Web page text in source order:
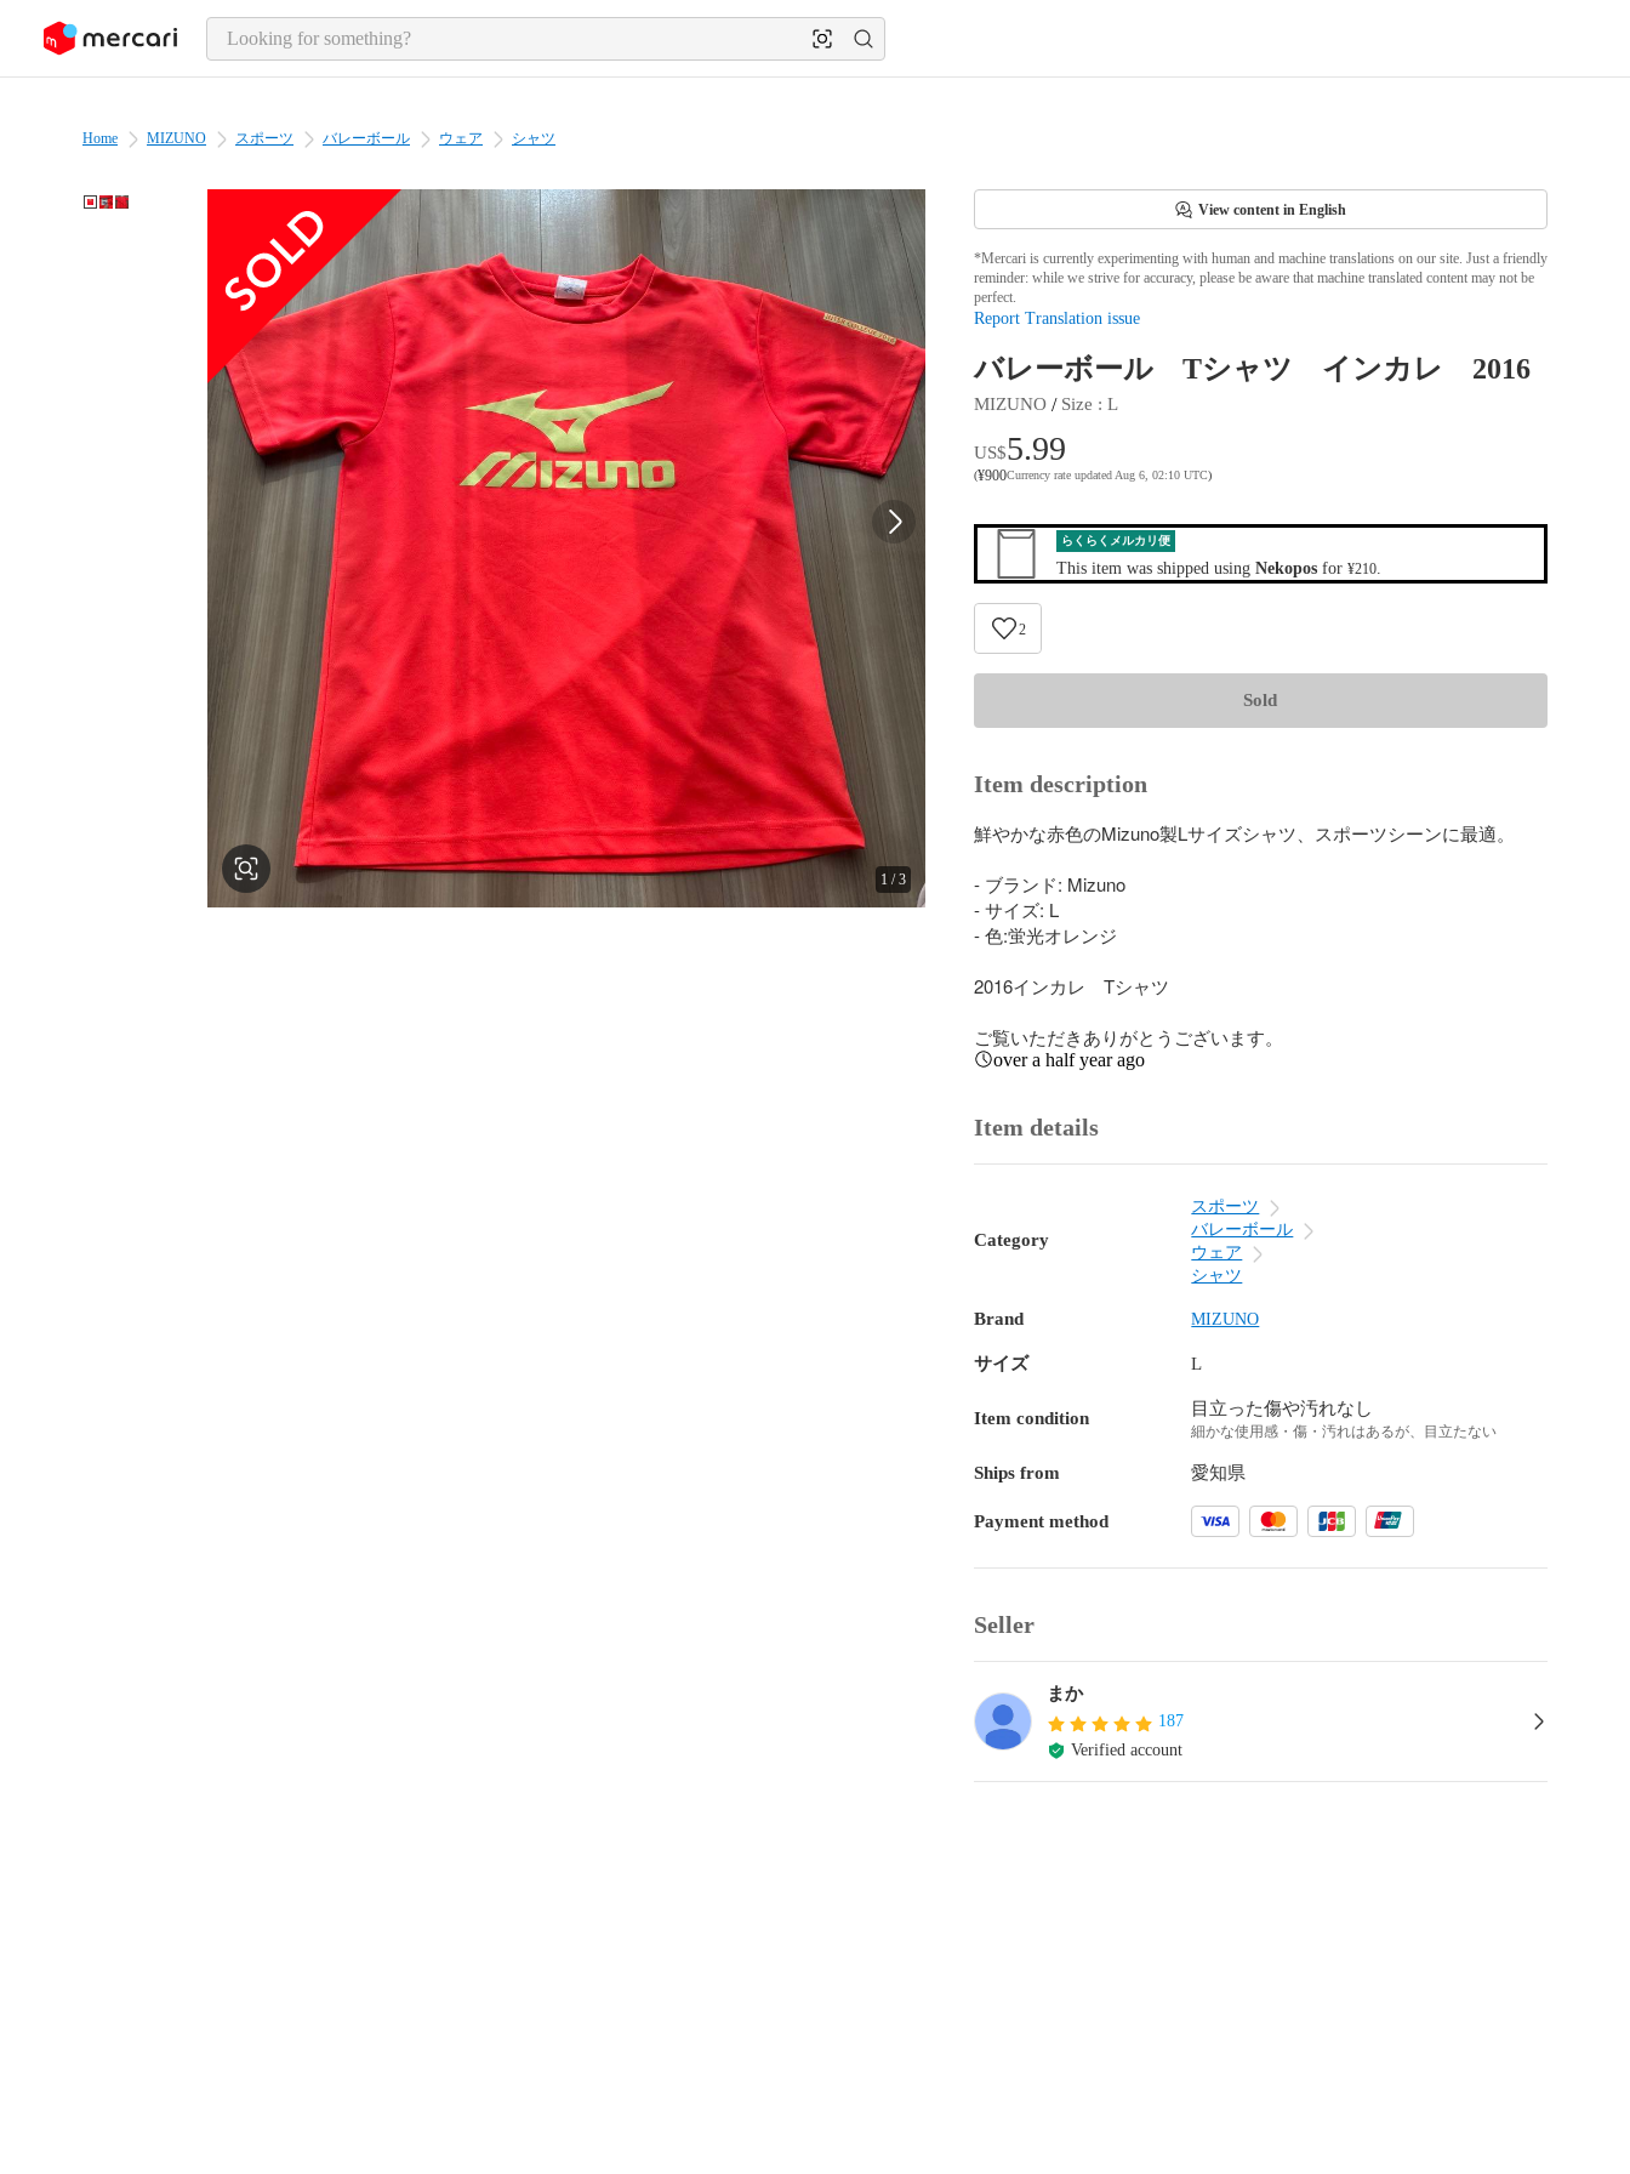
page content
Home MIZUNO スポーツ バレーボール ウェア シャツ
1/3
View content in English
*Mercari is currently experimenting with human and machine translations on our site. Just a friendly
reminder: while we strive for accuracy, please be aware that machine translated content may not be
perfect.
Report Translation issue
バレーボール Tシャツ インカレ 2016
MIZUNO / Size : L
US$5.99
(¥900Currency rate updated Aug 6, 02:10 UTC)
らくらくメルカリ便
This item was shipped using Nekoposfor ¥210.
2
Sold
Item description
鮮やかな赤色のMizuno製Lサイズシャツ、スポーツシーンに最適。
- ブランド: Mizuno
- サイズ: L
- 色:蛍光オレンジ
2016インカレ　Tシャツ
ご覧いただきありがとうございます。
over a half year ago
Item details
Category
スポーツ
バレーボール
ウェア
シャツ
Brand MIZUNO
サイズ L
Item condition 目立った傷や汚れなし
細かな使用感・傷・汚れはあるが、目立たない
Ships from 愛知県
Payment method
Seller
まか
187
Verified account